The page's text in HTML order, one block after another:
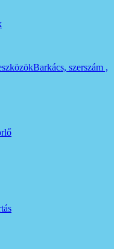
Barkács, szerszám ,